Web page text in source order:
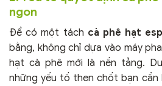
ngon
Để có một tách cà phê hạt
bằng, không chỉ dựa vào máy
hạt cà phê mới là nền tảng.
những yếu tố then chốt bạn